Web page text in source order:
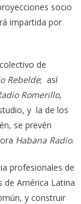
socio
impartida por
de
Rebelde; así
Romerillo,
y la de los
se prevén
Habana Radio.
profesionales de
de América Latina
y construir